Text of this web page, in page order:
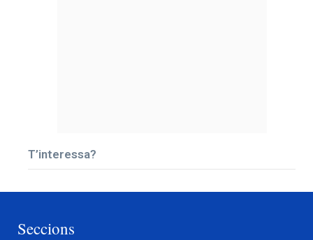
T’interessa?
Seccions